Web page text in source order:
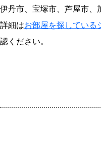
伊丹市、宝塚市、芦屋市、
詳細はお部屋を探している
認ください。